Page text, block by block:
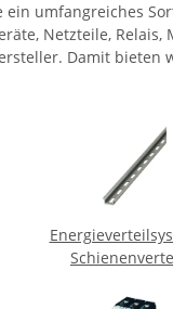
ein umfangreiches
Netzteile,
Damit bieten